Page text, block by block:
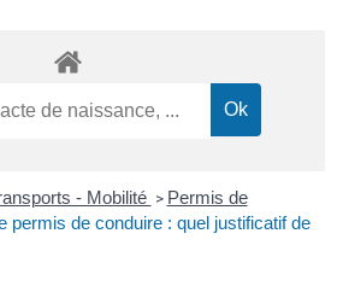
- Mobilité > Permis de
permis de conduire : quel justificatif de